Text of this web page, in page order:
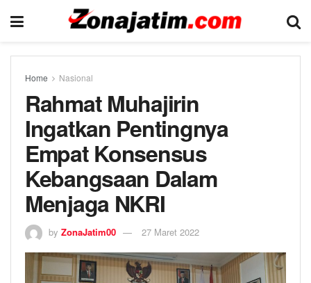
Home Nasional
Rahmat Muhajirin
Ingatkan Pentingnya
Empat Konsensus
Kebangsaan Dalam
Menjaga NKRI
by ZonaJatim00 27 Maret 2022